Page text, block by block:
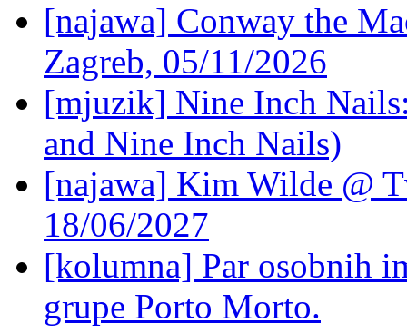
[najawa] Conway the
Zagreb, 05/11/2026
[mjuzik] Nine Inch
and Nine Inch Nails)
[najawa] Kim Wilde @
18/06/2027
[kolumna] Par osobnih
grupe Porto Morto.